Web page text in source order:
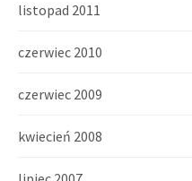
listopad 2011
czerwiec 2010
czerwiec 2009
kwiecień 2008